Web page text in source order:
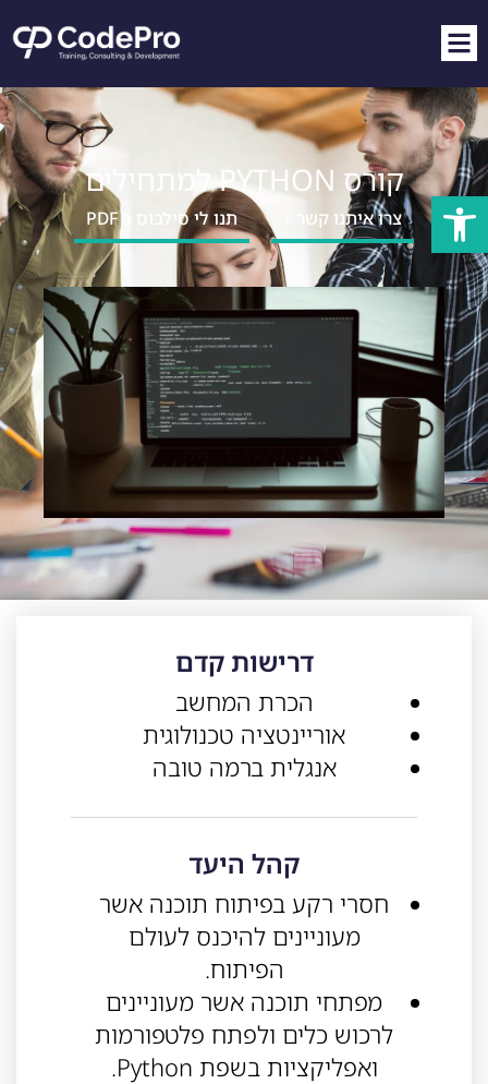
פתח סרגל נגישות
קורס PYTHON למתחילים
צרו איתנו קשר ↓ תנו לי סילבוס ב PDF
דרישות קדם
הכרת המחשב
אוריינטציה טכנולוגית
אנגלית ברמה טובה
קהל היעד
חסרי רקע בפיתוח תוכנה אשר
מעוניינים להיכנס לעולם
הפיתוח.
מפתחי תוכנה אשר מעוניינים
לרכוש כלים ולפתח פלטפורמות
ואפליקציות בשפת Python.